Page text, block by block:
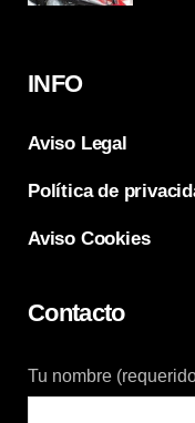
INFO
Aviso Legal
Política de
Aviso Cookies
Contacto
Tu nombre